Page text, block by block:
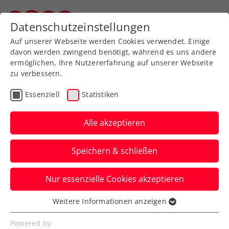
Zurück zur Newsübersicht
ATP
ATP-Challenger Zadar:
Oberleitner macht das
halbe Dutzend voll
Der ÖTV-Profi erfreut sich in Kroatien
dem sechsten Doppeltriumph in seiner
Karriere auf dieser Ebene.
Verfasst von: Manuel Wachta, 24.03.2025
Datenschutzeinstellungen
Auf unserer Webseite werden Cookies verwendet. Einige
davon werden zwingend benötigt, während es uns andere
ermöglichen, Ihre Nutzererfahrung auf unserer Webseite
zu verbessern.
Essenziell Statistiken
Alle akzeptieren
Speichern & schließen
Nur essenzielle Cookies akzeptieren
Essenziell
Essenzielle Cookies werden für grundlegende
Weitere Informationen anzeigen
Powered by